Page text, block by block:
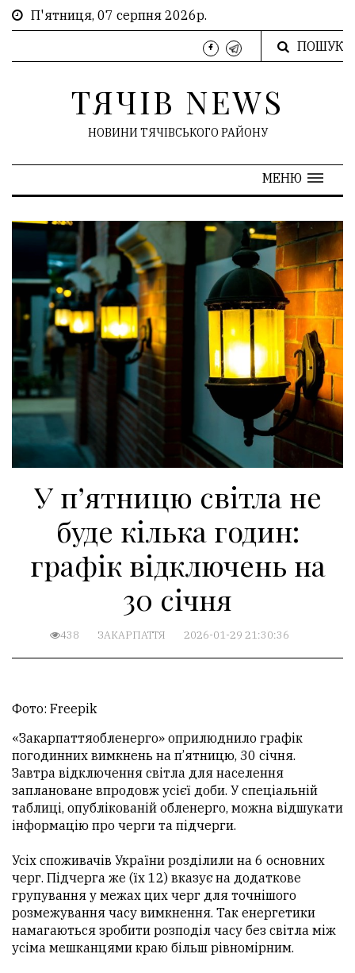
П'ятниця, 07 серпня 2026р.
ПОШУК
ТЯЧІВ NEWS
НОВИНИ ТЯЧІВСЬКОГО РАЙОНУ
МЕНЮ
У п’ятницю світла не
буде кілька годин:
графік відключень на
30 січня
438 ЗАКАРПАТТЯ 2026-01-29 21:30:36
Фото: Freepik
«Закарпаттяобленерго» оприлюднило графік
погодинних вимкнень на п’ятницю, 30 січня.
Завтра відключення світла для населення
заплановане впродовж усієї доби. У спеціальній
таблиці, опублікованій обленерго, можна відшукати
інформацію про черги та підчерги.
Усіх споживачів України розділили на 6 основних
черг. Підчерга же (їх 12) вказує на додаткове
групування у межах цих черг для точнішого
розмежування часу вимкнення. Так енергетики
намагаються зробити розподіл часу без світла між
усіма мешканцями краю більш рівномірним.